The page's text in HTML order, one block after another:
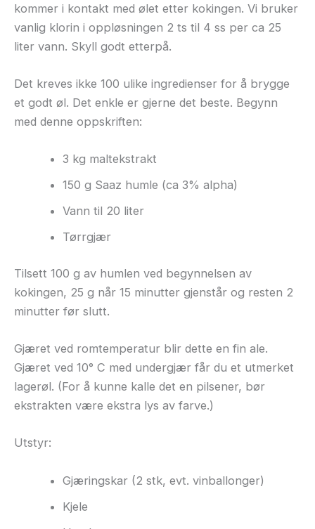
kommer i kontakt med ølet etter kokingen. Vi bruker
vanlig klorin i oppløsningen 2 ts til 4 ss per ca 25
liter vann. Skyll godt etterpå.
Det kreves ikke 100 ulike ingredienser for å brygge
et godt øl. Det enkle er gjerne det beste. Begynn
med denne oppskriften:
3 kg maltekstrakt
150 g Saaz humle (ca 3% alpha)
Vann til 20 liter
Tørrgjær
Tilsett 100 g av humlen ved begynnelsen av
kokingen, 25 g når 15 minutter gjenstår og resten 2
minutter før slutt.
Gjæret ved romtemperatur blir dette en fin ale.
Gjæret ved 10° C med undergjær får du et utmerket
lagerøl. (For å kunne kalle det en pilsener, bør
ekstrakten være ekstra lys av farve.)
Utstyr:
Gjæringskar (2 stk, evt. vinballonger)
Kjele